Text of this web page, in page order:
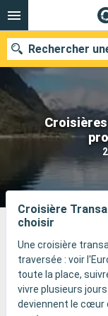
Rechercher
Nos destinations
Mois de départ
Ports
Croisière
choisir
Une croisière
traversée : voir
toute la place,
vivre plusieurs
deviennent le cœur